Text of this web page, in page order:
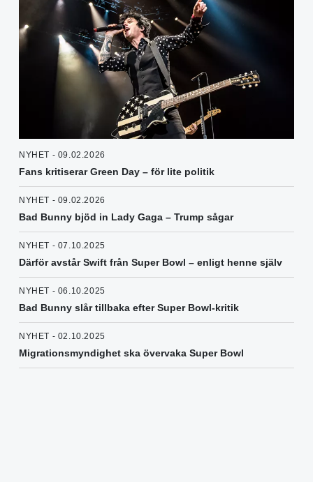
NYHET - 09.02.2026
Fans kritiserar Green Day – för lite politik
NYHET - 09.02.2026
Bad Bunny bjöd in Lady Gaga – Trump sågar
NYHET - 07.10.2025
Därför avstår Swift från Super Bowl – enligt henne själv
NYHET - 06.10.2025
Bad Bunny slår tillbaka efter Super Bowl-kritik
NYHET - 02.10.2025
Migrationsmyndighet ska övervaka Super Bowl